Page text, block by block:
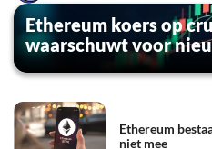
Ethereum koers op
waarschuwt voor
Ethereum
niet mee